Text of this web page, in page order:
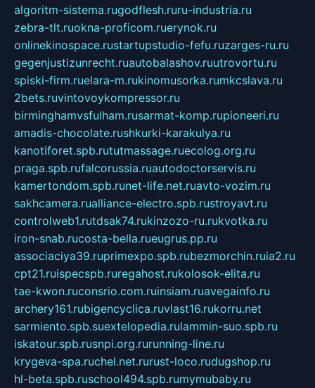
algoritm-sistema.rugodflesh.ruru-industria.ru
zebra-tlt.ruokna-proficom.ruerynok.ru
onlinekinospace.rustartupstudio-fefu.ruzarges-ru.ru
gegenjustizunrecht.ruautobalashov.ruutrovortu.ru
spiski-firm.ruelara-m.rukinomusorka.rumkcslava.ru
2bets.ruvintovoykompressor.ru
birminghamvsfulham.rusarmat-komp.rupioneeri.ru
amadis-chocolate.rushkurki-karakulya.ru
kanotiforet.spb.rututmassage.ruecolog.org.ru
praga.spb.rufalcorussia.ruautodoctorservis.ru
kamertondom.spb.runet-life.net.ruavto-vozim.ru
sakhcamera.rualliance-electro.spb.rustroyavt.ru
controlweb1.rutdsak74.rukinzozo-ru.rukvotka.ru
iron-snab.rucosta-bella.rueugrus.pp.ru
associaciya39.ruprimexpo.spb.rubezmorchin.ruia2.ru
cpt21.ruispecspb.ruregahost.rukolosok-elita.ru
tae-kwon.ruconsrio.com.ruinsiam.ruavegainfo.ru
archery161.rubigencyclica.ruvlast16.rukorru.net
sarmiento.spb.suextelopedia.rulammin-suo.spb.ru
iskatour.spb.rusnpi.org.rurunning-line.ru
krygeva-spa.ruchel.net.rurust-loco.rudugshop.ru
hl-beta.spb.ruschool494.spb.rumymubaby.ru